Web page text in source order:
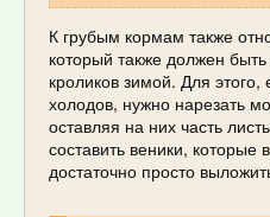
К грубым кормам также
который также должен
кроликов зимой. Для
холодов, нужно нарезать
оставляя на них часть
составить веники,
достаточно просто